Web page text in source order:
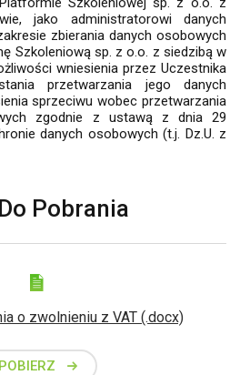
jako administratorowi danych
zbierania danych osobowych
Szkoleniową sp. z o.o. z siedzibą w
wniesienia przez Uczestnika
przetwarzania jego danych
sprzeciwu wobec przetwarzania
zgodnie z ustawą z dnia 29
danych osobowych (t.j. Dz.U. z
Pobrania
o zwolnieniu z VAT (.docx)
POBIERZ